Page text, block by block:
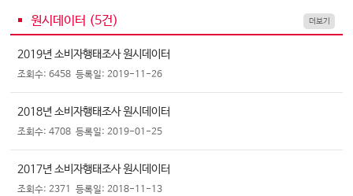
원시데이터 (5건) 더보기
2019년 소비자행태조사 원시데이터
조회수: 6458 등록일: 2019-11-26
2018년 소비자행태조사 원시데이터
조회수: 4708 등록일: 2019-01-25
2017년 소비자행태조사 원시데이터
조회수: 2371 등록일: 2018-11-13